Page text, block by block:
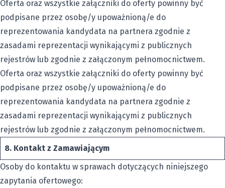
Oferta oraz wszystkie załączniki do oferty powinny być
podpisane przez osobę/y upoważnioną/e do
reprezentowania kandydata na partnera zgodnie z
zasadami reprezentacji wynikającymi z publicznych
rejestrów lub zgodnie z załączonym pełnomocnictwem.
Oferta oraz wszystkie załączniki do oferty powinny być
podpisane przez osobę/y upoważnioną/e do
reprezentowania kandydata na partnera zgodnie z
zasadami reprezentacji wynikającymi z publicznych
rejestrów lub zgodnie z załączonym pełnomocnictwem.
8. Kontakt z Zamawiającym
Osoby do kontaktu w sprawach dotyczących niniejszego
zapytania ofertowego: